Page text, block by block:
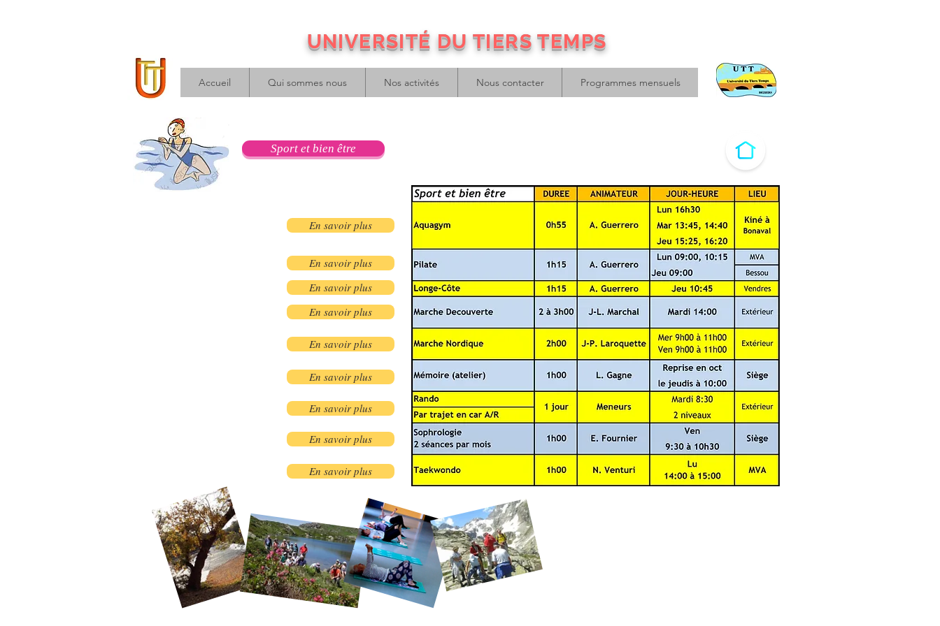
UNIVERSITÉ DU TIERS TEMPS
Accueil Qui sommes nous Nos activités Nous contacter Programmes mensuels
Sport et bien être
En savoir plus
En savoir plus
En savoir plus
En savoir plus
En savoir plus
En savoir plus
En savoir plus
En savoir plus
En savoir plus